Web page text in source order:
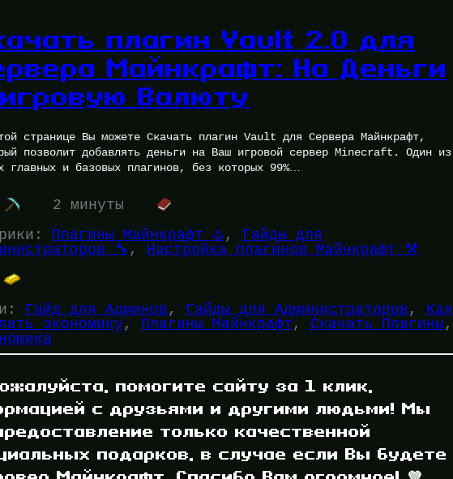
плагин Vault 2.0 для
Майнкрафт: На Деньги
Валюту
странице Вы можете Скачать плагин Vault для Сервера Майнкрафт,
позволит добавлять деньги на Ваш игровой сервер Minecraft. Один из
главных и базовых плагинов, без которых 99%…
2 минуты
Плагины Майнкрафт ♨️ ,
Гайды для
🔧 , Настройка плагинов Майнкрафт ⚒️
Гайд для Админов , Гайды для Администраторов , Как
экономику, Плагины Майнкрафт , Скачать Плагины
помогите сайту за 1 клик,
с друзьями и другими людьми! Мы
только качественной
подарков, в случае если Вы будете